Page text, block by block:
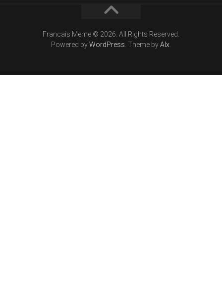
Francais Meme © 2026. All Rights Reserved.
Powered byWordPress . Theme byAlx